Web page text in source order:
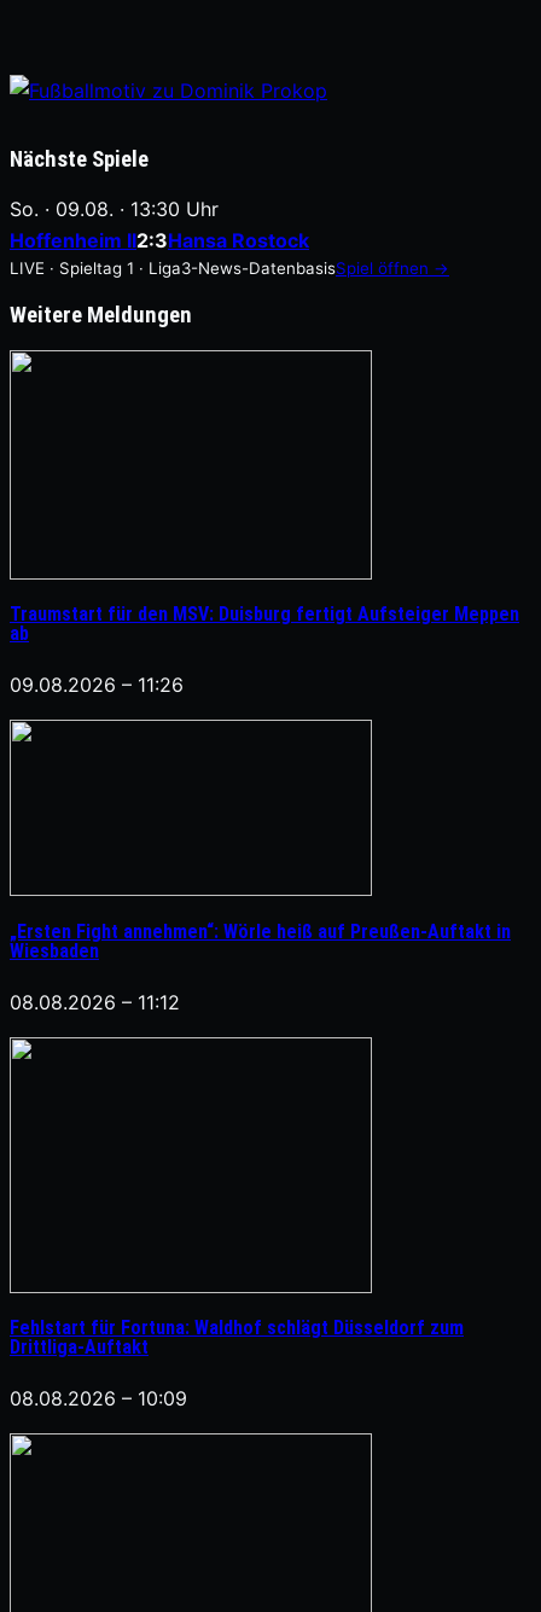
Nächste Spiele
So. · 09.08. · 13:30 Uhr
Hoffenheim II2:3Hansa Rostock
LIVE · Spieltag 1 · Liga3-News-DatenbasisSpiel öffnen →
Weitere Meldungen
Traumstart für den MSV: Duisburg fertigt Aufsteiger Meppen
ab
09.08.2026 – 11:26
„Ersten Fight annehmen“: Wörle heiß auf Preußen-Auftakt in
Wiesbaden
08.08.2026 – 11:12
Fehlstart für Fortuna: Waldhof schlägt Düsseldorf zum
Drittliga-Auftakt
08.08.2026 – 10:09